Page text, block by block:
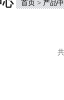
心 首页>产品